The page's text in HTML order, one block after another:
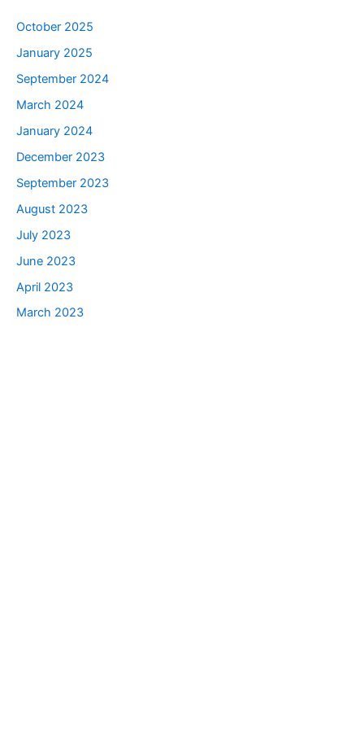
October 2025
January 2025
September 2024
March 2024
January 2024
December 2023
September 2023
August 2023
July 2023
June 2023
April 2023
March 2023